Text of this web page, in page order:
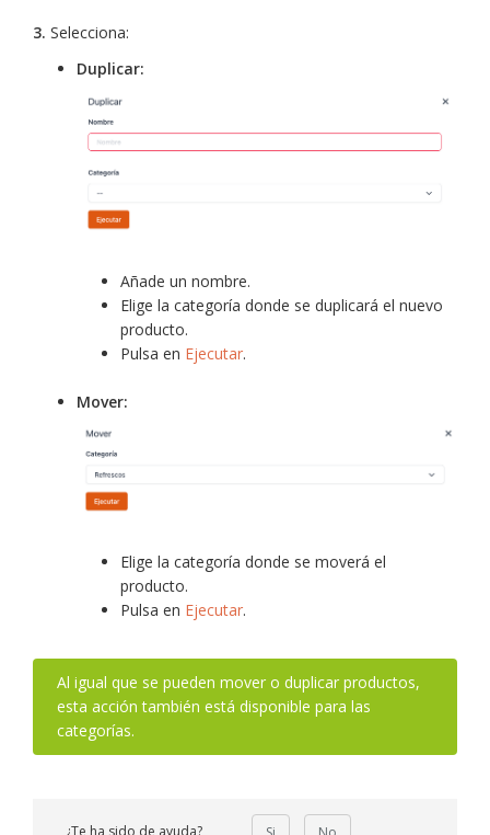
3. Selecciona:
Duplicar:
Añade un nombre.
Elige la categoría donde se duplicará el nuevo
producto.
Pulsa en Ejecutar.
Mover:
Elige la categoría donde se moverá el
producto.
Pulsa en Ejecutar.
Al igual que se pueden mover o duplicar productos,
esta acción también está disponible para las
categorías.